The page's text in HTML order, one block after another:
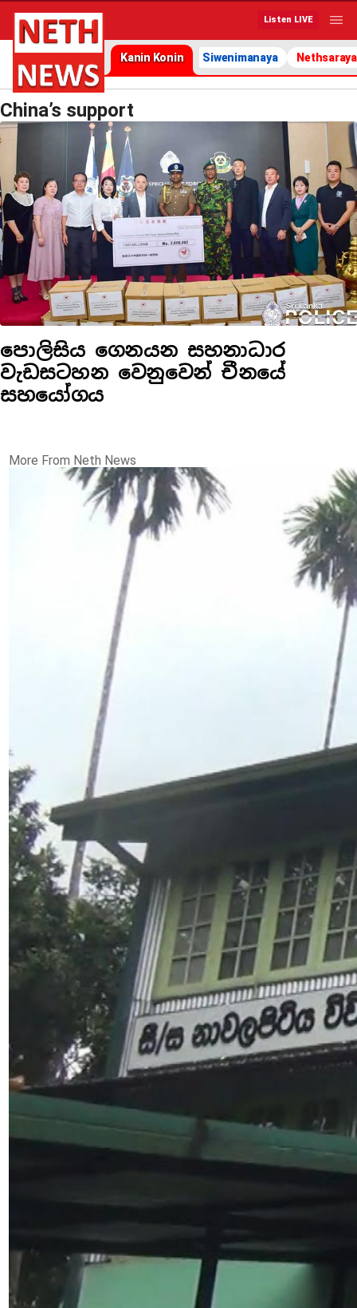
Listen LIVE
Kanin Konin Siwenimanaya Nethsaraya
China’s support
පොලිසිය ගෙනයන සහනාධාර
වැඩසටහන වෙනුවෙන් චීනයේ
සහයෝගය
More From Neth News